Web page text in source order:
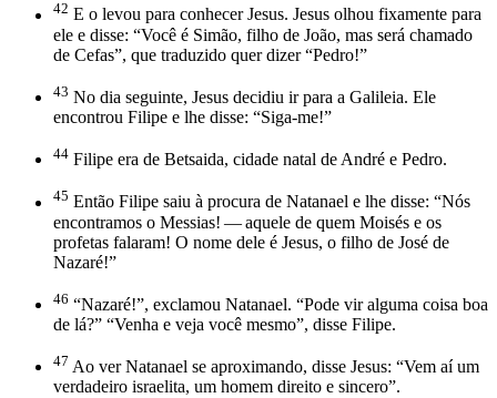
42 E o levou para conhecer Jesus. Jesus olhou fixamente para
ele e disse: “Você é Simão, filho de João, mas será chamado
de Cefas”, que traduzido quer dizer “Pedro!”
43 No dia seguinte, Jesus decidiu ir para a Galileia. Ele
encontrou Filipe e lhe disse: “Siga-me!”
44 Filipe era de Betsaida, cidade natal de André e Pedro.
45 Então Filipe saiu à procura de Natanael e lhe disse: “Nós
encontramos o Messias! — aquele de quem Moisés e os
profetas falaram! O nome dele é Jesus, o filho de José de
Nazaré!”
46 “Nazaré!”, exclamou Natanael. “Pode vir alguma coisa boa
de lá?” “Venha e veja você mesmo”, disse Filipe.
47 Ao ver Natanael se aproximando, disse Jesus: “Vem aí um
verdadeiro israelita, um homem direito e sincero”.